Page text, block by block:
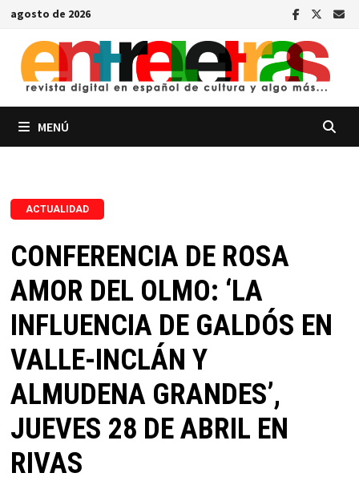
Saltar
contenido
agosto de 2026
MENÚ
ACTUALIDAD
CONFERENCIA DE ROSA
AMOR DEL OLMO: ‘LA
INFLUENCIA DE GALDÓS EN
VALLE-INCLÁN Y
ALMUDENA GRANDES’,
JUEVES 28 DE ABRIL EN
RIVAS